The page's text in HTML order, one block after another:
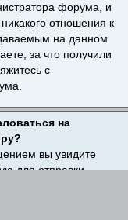
форума, и
отношения к
на данном
за что получили
с
на
вы увидите
для отправки